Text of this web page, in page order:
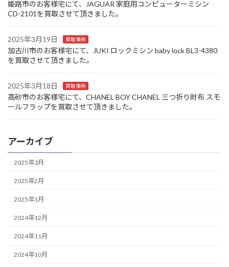
姫路市のお客様宅にて、JAGUAR 家庭用コンピューターミシン
CD-2101を買取させて頂きました。
2025年3月19日 買取事例
加古川市のお客様宅にて、JUKI ロックミシン baby lock BL3-4380
を買取させて頂きました。
2025年3月18日 買取事例
高砂市のお客様宅にて、CHANEL BOY CHANEL 三つ折り財布 スモ
ールフラップを買取させて頂きました。
アーカイブ
2025年3月
2025年2月
2025年1月
2024年12月
2024年11月
2024年10月